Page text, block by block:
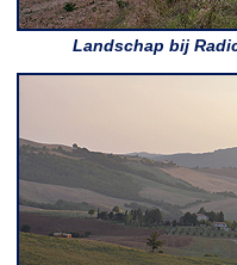
Landschap bij